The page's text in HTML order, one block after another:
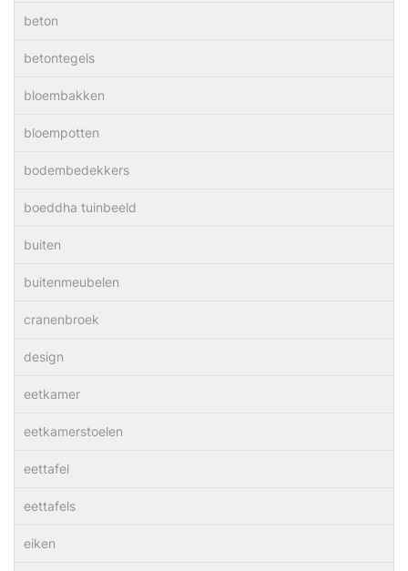
beton
betontegels
bloembakken
bloempotten
bodembedekkers
boeddha tuinbeeld
buiten
buitenmeubelen
cranenbroek
design
eetkamer
eetkamerstoelen
eettafel
eettafels
eiken